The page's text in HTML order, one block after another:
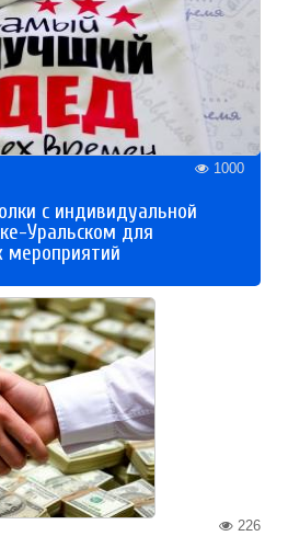
1000
с индивидуальной
Уральском для
мероприятий
226